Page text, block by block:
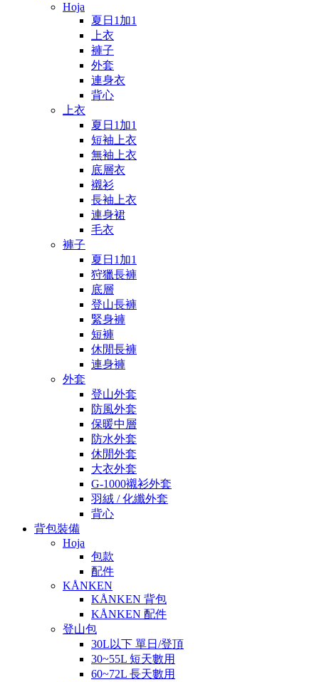
Hoja
夏日1加1
上衣
褲子
外套
連身衣
背心
上衣
夏日1加1
短袖上衣
無袖上衣
底層衣
襯衫
長袖上衣
連身裙
毛衣
褲子
夏日1加1
狩獵長褲
底層
登山長褲
緊身褲
短褲
休閒長褲
連身褲
外套
登山外套
防風外套
保暖中層
防水外套
休閒外套
大衣外套
G-1000襯衫外套
羽絨 / 化纖外套
背心
背包裝備
Hoja
包款
配件
KÅNKEN
KÅNKEN 背包
KÅNKEN 配件
登山包
30L以下 單日/登頂
30~55L 短天數用
60~72L 長天數用